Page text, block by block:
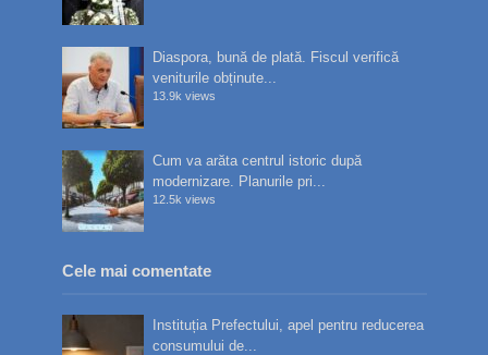
Diaspora, bună de plată. Fiscul verifică
veniturile obținute...
13.9k views
Cum va arăta centrul istoric după
modernizare. Planurile pri...
12.5k views
Cele mai comentate
Instituția Prefectului, apel pentru reducerea
consumului de...